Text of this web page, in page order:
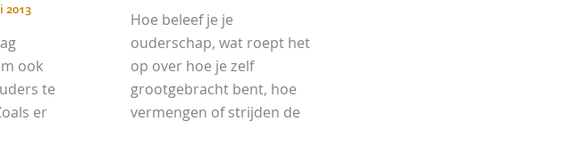
2013
ook
te
er
Hoe beleef je je
ouderschap, wat roept het
op over hoe je zelf
grootgebracht bent, hoe
vermengen of strijden de